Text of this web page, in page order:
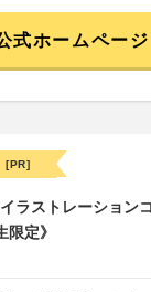
式ホームページ
[PR]
ラストレーション
定》